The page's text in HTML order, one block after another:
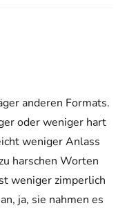
anderen Formats.
oder weniger hart
weniger Anlass
harschen Worten
weniger zimperlich
ja, sie nahmen es